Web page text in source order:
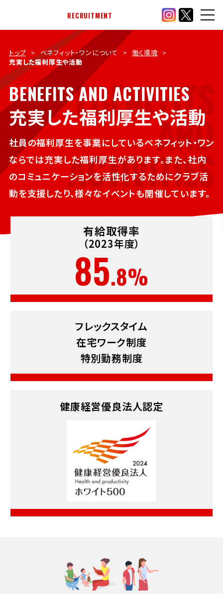
RECRUITMENT
トップ ベネフィット・ワンについて
働く環境
充実した福利厚生や活動
BENEFITS AND ACTIVITIES
充実した福利厚生や活動
社員の福利厚生を事業にしているベネフィット・ワン
ならでは充実した福利厚生があります。また、社内
のコミュニケーションを活性化するためにクラブ活
動を支援したり、様々なイベントも開催しています。
EBENEFITS
AND
ACTIVITIES
有給取得率
（2023年度）
85.8%
フレックスタイム
在宅ワーク制度
特別勤務制度
健康経営優良法人認定